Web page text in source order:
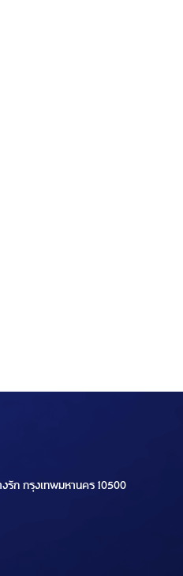
รัก กรุงเทพมหานคร 10500